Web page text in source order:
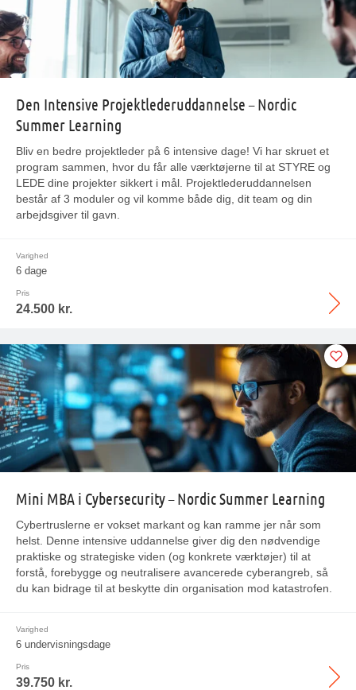
Den Intensive Projektlederuddannelse – Nordic
Summer Learning
Bliv en bedre projektleder på 6 intensive dage! Vi har skruet et
program sammen, hvor du får alle værktøjerne til at STYRE og
LEDE dine projekter sikkert i mål. Projektlederuddannelsen
består af 3 moduler og vil komme både dig, dit team og din
arbejdsgiver til gavn.
Varighed
6 dage
Pris
24.500 kr.
Mini MBA i Cybersecurity – Nordic Summer Learning
Cybertruslerne er vokset markant og kan ramme jer når som
helst. Denne intensive uddannelse giver dig den nødvendige
praktiske og strategiske viden (og konkrete værktøjer) til at
forstå, forebygge og neutralisere avancerede cyberangreb, så
du kan bidrage til at beskytte din organisation mod katastrofen.
Varighed
6 undervisningsdage
Pris
39.750 kr.